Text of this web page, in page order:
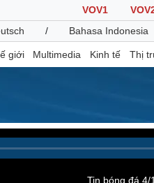
VOV1
/ Bahasa Indonesia
giới Multimedia Kinh tế Thị
Thế
Cuộc
:
Tin bóng đá 4/